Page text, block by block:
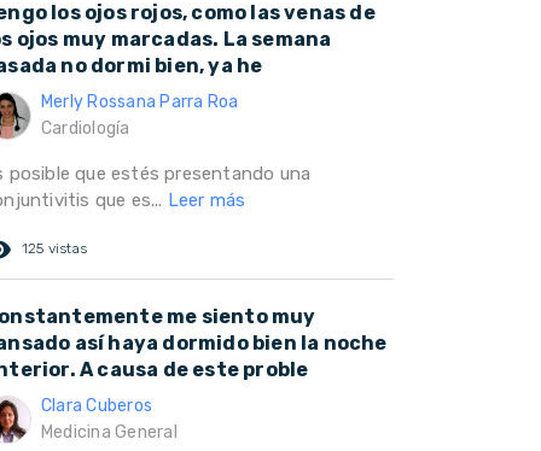
los ojos rojos, como las venas de
ojos muy marcadas. La semana
no dormi bien, ya he
Merly Rossana Parra Roa
Cardiología
posible que estés presentando una
que es... Leer más
125 vistas
me siento muy
así haya dormido bien la noche
A causa de este proble
Clara Cuberos
Medicina General